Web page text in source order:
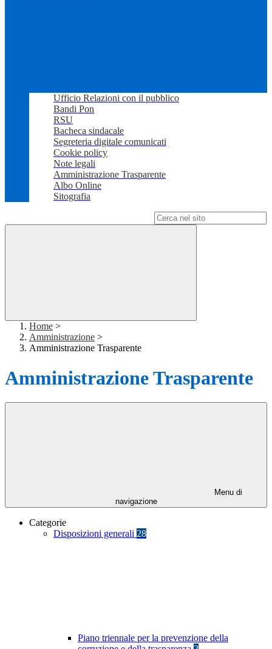
Ufficio Relazioni con il pubblico
Bandi Pon
RSU
Bacheca sindacale
Segreteria digitale comunicati
Cookie policy
Note legali
Amministrazione Trasparente
Albo Online
Sitografia
Home >
Amministrazione >
Amministrazione Trasparente
Amministrazione Trasparente
Menu di
navigazione
Categorie
Disposizioni generali 28
Piano triennale per la prevenzione della